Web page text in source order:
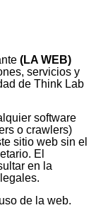
(LA WEB)
servicios y
de Think Lab
software
o crawlers)
sitio web sin el
El
en la
de la web.